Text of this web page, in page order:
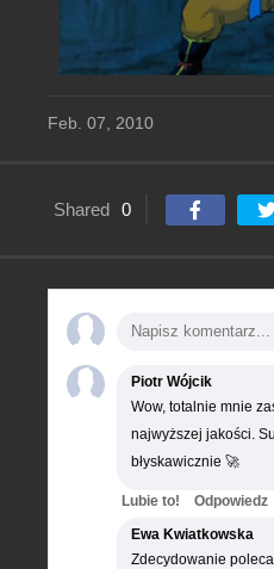
Feb. 07, 2010
Shared 0
Piotr Wójcik
Wow, totalnie mnie
najwyższej jakości.
błyskawicznie 🚀
Lubie to! Odpowiedz
Ewa Kwiatkowska
Zdecydowanie